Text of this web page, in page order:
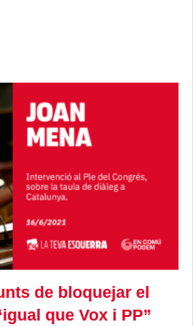
de bloquejar el
que Vox i PP”